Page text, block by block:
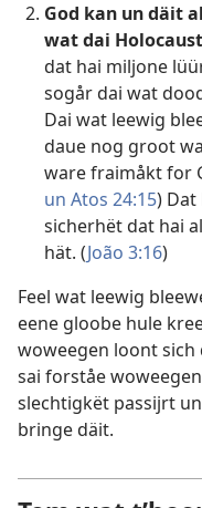
God kan un däit
wat dai
dat hai miljone
sogår dai wat
Dai wat leewig
daue nog groot
ware fraimåkt for
un Atos 24:15)
sicherhët dat hai
hät. (João 3:16)
Feel wat leewig
eene gloobe hule
woweegen loont sich
sai forståe
slechtigkët passijrt
bringe däit.